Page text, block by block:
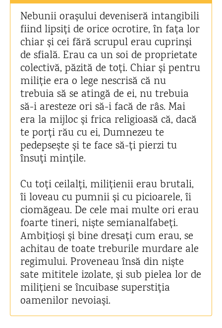
Nebunii orașului deveniseră intangibili
fiind lipsiți de orice ocrotire, în fața lor
chiar și cei fără scrupul erau cuprinși
de sfială. Erau ca un soi de proprietate
colectivă, păzită de toți. Chiar și pentru
miliție era o lege nescrisă că nu
trebuia să se atingă de ei, nu trebuia
să-i aresteze ori să-i facă de râs. Mai
era la mijloc și frica religioasă că, dacă
te porți rău cu ei, Dumnezeu te
pedepsește și te face să-ți pierzi tu
însuți mințile.
Cu toți ceilalți, milițienii erau brutali,
îi loveau cu pumnii și cu picioarele, îi
ciomăgeau. De cele mai multe ori erau
foarte tineri, niște semianalfabeți.
Ambițioși și bine dresați cum erau, se
achitau de toate treburile murdare ale
regimului. Proveneau însă din niște
sate mititele izolate, și sub pielea lor de
milițieni se încuibase superstiția
oamenilor nevoiași.